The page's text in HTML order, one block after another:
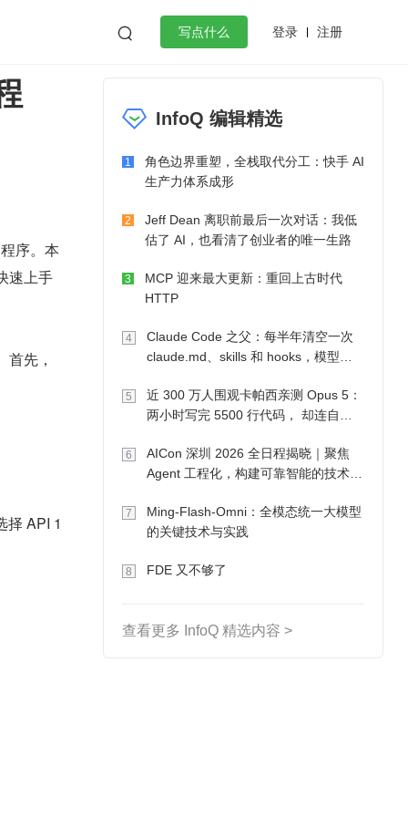
 写点什么 登录 注册
作
微服务架构 flutter
序。本
速上手
先，
择 API 1
InfoQ 编辑精选
1
角色边界重塑，全栈取代分工：快手 AI
生产力体系成形
2
Jeff Dean 离职前最后一次对话：我低
估了 AI，也看清了创业者的唯一生路
3
MCP 迎来最大更新：重回上古时代
HTTP
4
Claude Code 之父：每半年清空一次
claude.md、skills 和 hooks，模型自
5
近 300 万人围观卡帕西亲测 Opus 5：
两小时写完 5500 行代码， 却连自己
6
AICon 深圳 2026 全日程揭晓｜聚焦
Agent 工程化，构建可靠智能的技术路
7
Ming-Flash-Omni：全模态统一大模型
的关键技术与实践
8 FDE 又不够了
查看更多 InfoQ 精选内容 >